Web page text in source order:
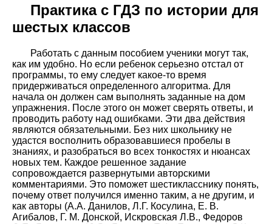
Практика с ГДЗ по истории для
шестых классов
Работать с данным пособием ученики могут так,
как им удобно. Но если ребенок серьезно отстал от
программы, то ему следует какое-то время
придерживаться определенного алгоритма. Для
начала он должен сам выполнять заданные на дом
упражнения. После этого он может сверять ответы, и
проводить работу над ошибками. Эти два действия
являются обязательными. Без них школьнику не
удастся восполнить образовавшиеся пробелы в
знаниях, и разобраться во всех тонкостях и нюансах
новых тем. Каждое решенное задание
сопровождается развернутыми авторскими
комментариями. Это поможет шестикласснику понять,
почему ответ получился именно таким, а не другим, и
как авторы (А.А. Данилов, Л.Г. Косулина, Е. В.
Агибалов, Г. М. Донской, Искровская Л.В., Федоров